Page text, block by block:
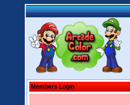
Members Login